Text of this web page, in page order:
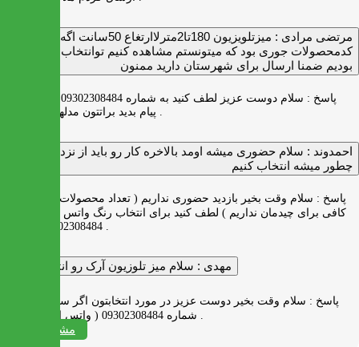
مرتضی مرادی :
میزتلویزیون 180تا2مترلاارتغاع 50سانت اگه
کدمحصولات جوری بود که میتونستم مشاهده کنیم توانتخاب راحت‌تر
بودیم ضمنا ارسال برای شهرستان دارید ممنون
پاسخ :
پیام بدید براتتون مدلها رو بفرستیم .
احمدوند : سلام حضوری میشه اومد بالاخره کار رو باید از نزدیک دید
چطور میشه انتخاب کنیم
پاسخ : سلام وقت بخیر بازدید حضوری نداریم ( تعداد محصولات زیاد و فضای
کافی برای چیدمان نداریم ) لطف کنید برای انتخاب رنگ واتس اپ به شماره
09302308484 پیام بدید .
مهدی : سلام میز تلوزیون آرک رو انتخاب کردم
پاسخ : سلام وقت بخیر دوست عزیز در مورد انتخابتون اگر سوالی دارید به
مشاهده همه